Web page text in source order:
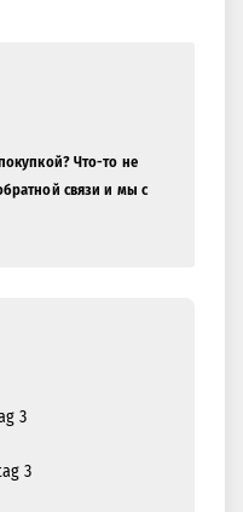
Что-то не
связи и мы с
3
3